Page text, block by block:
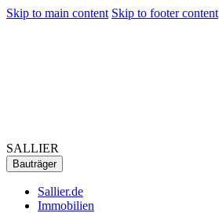
Skip to main content Skip to footer content
SALLIER
Bauträger
Sallier.de
Immobilien